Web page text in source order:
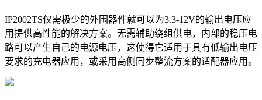
IP2002TS仅需极少的外围器件就可以为3.3-12V的输出电压应
用提供高性能的解决方案。无需辅助绕组供电，内部的稳压电
路可以产生自己的电源电压，这使得它适用于具有低输出电压
要求的充电器应用，或采用高侧同步整流方案的适配器应用。